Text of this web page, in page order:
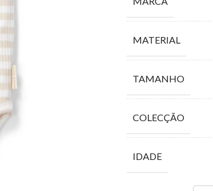
MATERIAL
TAMANHO
COLECÇÃO
IDADE